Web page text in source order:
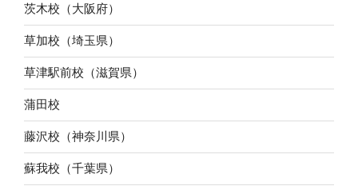
茨木校（大阪府）
草加校（埼玉県）
草津駅前校（滋賀県）
蒲田校
藤沢校（神奈川県）
蘇我校（千葉県）